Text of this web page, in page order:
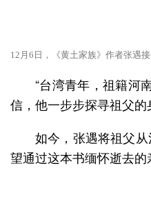
12月6日，《黄土家族》作者张遇
“台湾青年，祖籍河
信，他一步步探寻祖父的
如今，张遇将祖父
望通过这本书缅怀逝去的